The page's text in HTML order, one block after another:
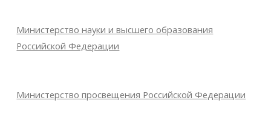
Министерство науки и высшего образования
Российской Федерации
Министерство просвещения Российской Федерации